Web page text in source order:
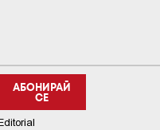
АБОНИРАЙ
СЕ